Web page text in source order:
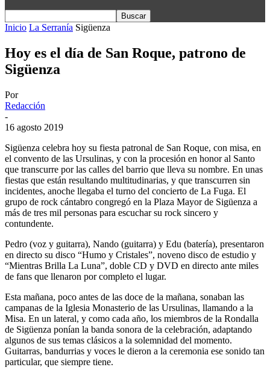
Inicio La Serranía Sigüenza
Hoy es el día de San Roque, patrono de
Sigüenza
Por
Redacción
-
16 agosto 2019
Sigüenza celebra hoy su fiesta patronal de San Roque, con misa, en
el convento de las Ursulinas, y con la procesión en honor al Santo
que transcurre por las calles del barrio que lleva su nombre. En unas
fiestas que están resultando multitudinarias, y que transcurren sin
incidentes, anoche llegaba el turno del concierto de La Fuga. El
grupo de rock cántabro congregó en la Plaza Mayor de Sigüenza a
más de tres mil personas para escuchar su rock sincero y
contundente.
Pedro (voz y guitarra), Nando (guitarra) y Edu (batería), presentaron
en directo su disco “Humo y Cristales”, noveno disco de estudio y
“Mientras Brilla La Luna”, doble CD y DVD en directo ante miles
de fans que llenaron por completo el lugar.
Esta mañana, poco antes de las doce de la mañana, sonaban las
campanas de la Iglesia Monasterio de las Ursulinas, llamando a la
Misa. En un lateral, y como cada año, los miembros de la Rondalla
de Sigüenza ponían la banda sonora de la celebración, adaptando
algunos de sus temas clásicos a la solemnidad del momento.
Guitarras, bandurrias y voces le dieron a la ceremonia ese sonido tan
particular, que siempre tiene.